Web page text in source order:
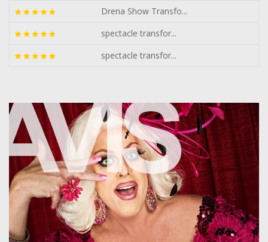
Drena Show Transfo...
spectacle transfor...
spectacle transfor...